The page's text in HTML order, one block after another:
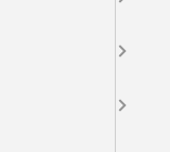
2026